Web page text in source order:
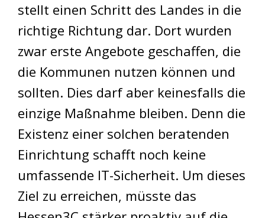
stellt einen Schritt des Landes in die
richtige Richtung dar. Dort wurden
zwar erste Angebote geschaffen, die
die Kommunen nutzen können und
sollten. Dies darf aber keinesfalls die
einzige Maßnahme bleiben. Denn die
Existenz einer solchen beratenden
Einrichtung schafft noch keine
umfassende IT-Sicherheit. Um dieses
Ziel zu erreichen, müsste das